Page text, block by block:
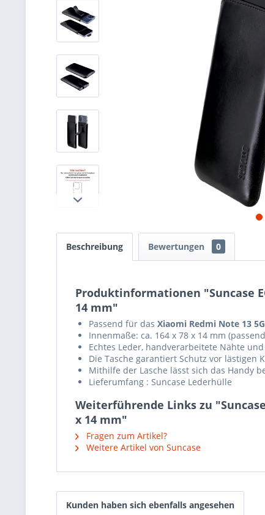
Beschreibung Bewertungen 0
Produktinformationen "Suncase
14 mm"
Passend für das Xiaomi Redmi Note 13 5G
Innenmaße: ca. 164 x 78 x 14 mm
Echtes Leder, handverarbeitete Nähte
Die Tasche garantiert Schutz vor lästigen
Mithilfe der Lasche lässt sich das Handy
Lieferumfang : Suncase Lederhülle
Weiterführende Links zu
x 14 mm"
Fragen zum Artikel?
Weitere Artikel von Suncase
Kunden haben sich ebenfalls angesehen